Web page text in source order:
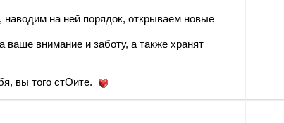
на ней порядок, открываем новые
внимание и заботу, а также хранят
вы того стОите.